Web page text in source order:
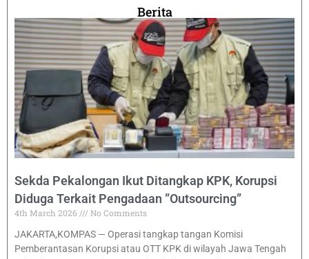
Berita
Sekda Pekalongan Ikut Ditangkap KPK, Korupsi
Diduga Terkait Pengadaan ”Outsourcing”
4th March 2026
No Comments
JAKARTA,KOMPAS — Operasi tangkap tangan Komisi
Pemberantasan Korupsi atau OTT KPK di wilayah Jawa Tengah